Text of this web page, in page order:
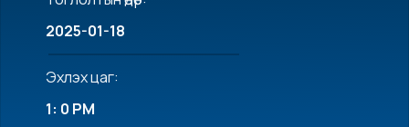
2025-01-18
Эхлэх цаг:
1: 0 PM